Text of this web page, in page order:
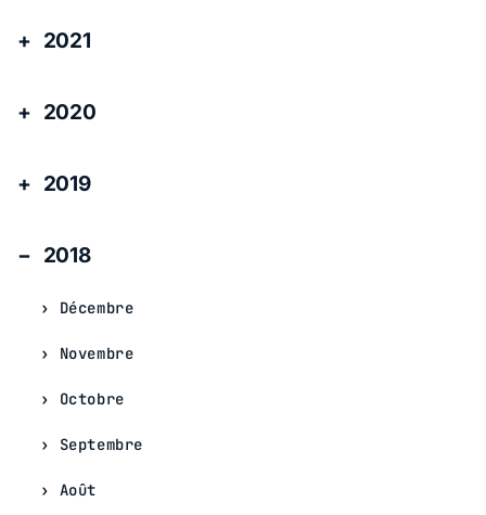
2021
2020
2019
2018
Décembre
Novembre
Octobre
Septembre
Août